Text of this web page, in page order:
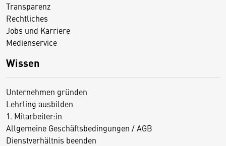
Transparenz
Rechtliches
Jobs und Karriere
Medienservice
Wissen
Unternehmen gründen
Lehrling ausbilden
1. Mitarbeiter:in
Allgemeine Geschäftsbedingungen / AGB
Dienstverhältnis beenden